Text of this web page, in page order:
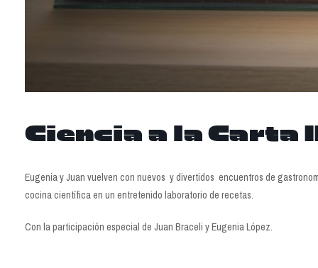
Ciencia a la Carta
Eugenia y Juan vuelven con nuevos y divertidos encuentros de
cocina científica en un entretenido laboratorio de recetas.
Con la participación especial de Juan Braceli y Eugenia López.